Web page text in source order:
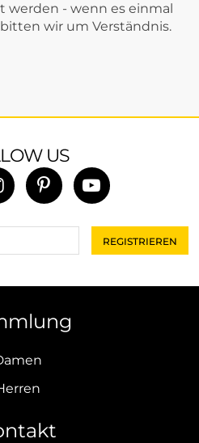
- wenn es einmal
wir um Verständnis.
US